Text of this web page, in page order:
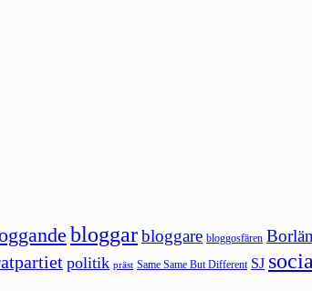
bloggarbloggare bloggosfären
politik präst Same Same But Different SJ